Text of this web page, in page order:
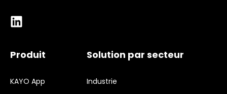
Produit
KAYO App
Solution par secteur
Industrie